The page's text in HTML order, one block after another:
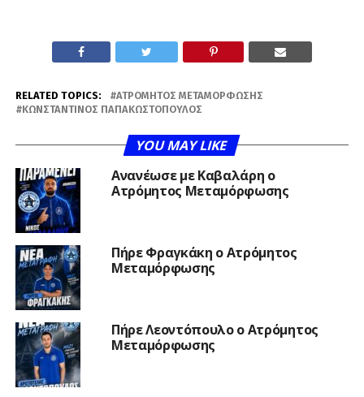
RELATED TOPICS:
ΑΤΡΌΜΗΤΟΣ ΜΕΤΑΜΌΡΦΩΣΗΣ
ΚΩΝΣΤΑΝΤΊΝΟΣ ΠΑΠΑΚΩΣΤΌΠΟΥΛΟΣ
YOU MAY LIKE
Ανανέωσε με Καβαλάρη ο
Ατρόμητος Μεταμόρφωσης
Πήρε Φραγκάκη ο Ατρόμητος
Μεταμόρφωσης
Πήρε Λεοντόπουλο ο Ατρόμητος
Μεταμόρφωσης